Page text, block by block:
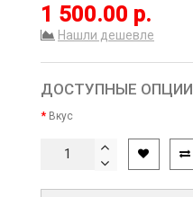
1 500.00 р.
Нашли дешевле
ДОСТУПНЫЕ ОПЦИИ
Вкус